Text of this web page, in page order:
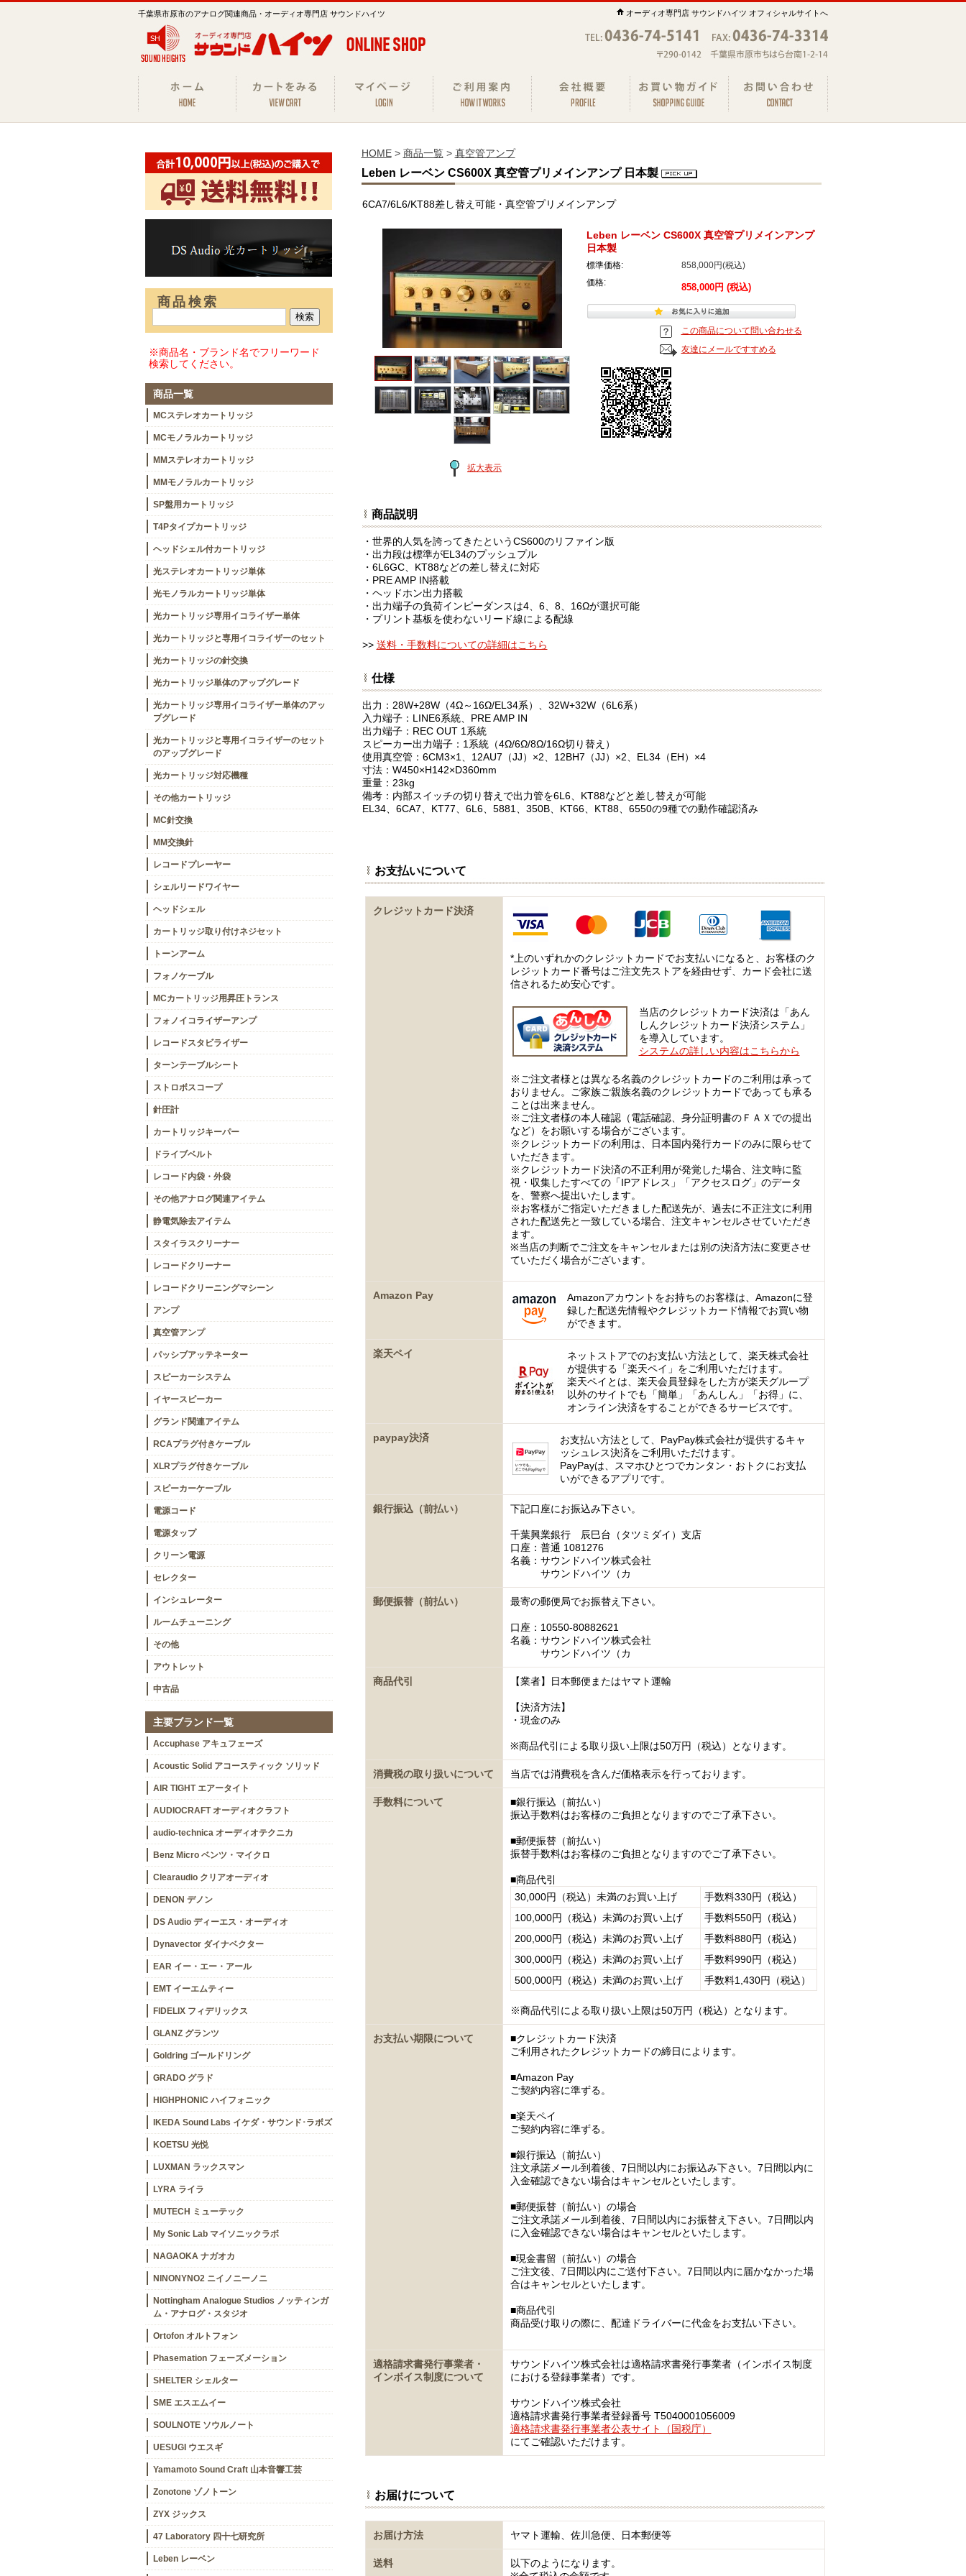
千葉県市原市のアナログ関連商品・オーディオ専門店 サウンドハイツ オーディオ専門店 サウンドハイツ オフィシャルサイトへ
商品検索
※商品名・ブランド名でフリーワード
検索してください。
商品一覧
MCステレオカートリッジ
MCモノラルカートリッジ
MMステレオカートリッジ
MMモノラルカートリッジ
SP盤用カートリッジ
T4Pタイプカートリッジ
ヘッドシェル付カートリッジ
光ステレオカートリッジ単体
光モノラルカートリッジ単体
光カートリッジ専用イコライザー単体
光カートリッジと専用イコライザーのセット
光カートリッジの針交換
光カートリッジ単体のアップグレード
光カートリッジ専用イコライザー単体のアッ
プグレード
光カートリッジと専用イコライザーのセット
のアップグレード
光カートリッジ対応機種
その他カートリッジ
MC針交換
MM交換針
レコードプレーヤー
シェルリードワイヤー
ヘッドシェル
カートリッジ取り付けネジセット
トーンアーム
フォノケーブル
MCカートリッジ用昇圧トランス
フォノイコライザーアンプ
レコードスタビライザー
ターンテーブルシート
ストロボスコープ
針圧計
カートリッジキーパー
ドライブベルト
レコード内袋・外袋
その他アナログ関連アイテム
静電気除去アイテム
スタイラスクリーナー
レコードクリーナー
レコードクリーニングマシーン
アンプ
真空管アンプ
パッシブアッテネーター
スピーカーシステム
イヤースピーカー
グランド関連アイテム
RCAプラグ付きケーブル
XLRプラグ付きケーブル
スピーカーケーブル
電源コード
電源タップ
クリーン電源
セレクター
インシュレーター
ルームチューニング
その他
アウトレット
中古品
主要ブランド一覧
Accuphase アキュフェーズ
Acoustic Solid アコースティック ソリッド
AIR TIGHT エアータイト
AUDIOCRAFT オーディオクラフト
audio-technica オーディオテクニカ
Benz Micro ベンツ・マイクロ
Clearaudio クリアオーディオ
DENON デノン
DS Audio ディーエス・オーディオ
Dynavector ダイナベクター
EAR イー・エー・アール
EMT イーエムティー
FIDELIX フィデリックス
GLANZ グランツ
Goldring ゴールドリング
GRADO グラド
HIGHPHONIC ハイフォニック
IKEDA Sound Labs イケダ・サウンド･ラボズ
KOETSU 光悦
LUXMAN ラックスマン
LYRA ライラ
MUTECH ミューテック
My Sonic Lab マイソニックラボ
NAGAOKA ナガオカ
NINONYNO2 ニイノニーノニ
Nottingham Analogue Studios ノッティンガ
ム・アナログ・スタジオ
Ortofon オルトフォン
Phasemation フェーズメーション
SHELTER シェルター
SME エスエムイー
SOULNOTE ソウルノート
UESUGI ウエスギ
Yamamoto Sound Craft 山本音響工芸
Zonotone ゾノトーン
ZYX ジックス
47 Laboratory 四十七研究所
Leben レーベン
HOME> 商品一覧> 真空管アンプ
Leben レーベン CS600X 真空管プリメインアンプ 日本製
6CA7/6L6/KT88差し替え可能・真空管プリメインアンプ
拡大表示
Leben レーベン CS600X 真空管プリメインアンプ
日本製
標準価格:
858,000円(税込)
価格:
858,000円 (税込)
この商品について問い合わせる
友達にメールですすめる
商品説明
・世界的人気を誇ってきたというCS600のリファイン版
・出力段は標準がEL34のプッシュプル
・6L6GC、KT88などの差し替えに対応
・PRE AMP IN搭載
・ヘッドホン出力搭載
・出力端子の負荷インピーダンスは4、6、8、16Ωが選択可能
・プリント基板を使わないリード線による配線
>> 送料・手数料についての詳細はこちら
仕様
出力：28W+28W（4Ω～16Ω/EL34系）、32W+32W（6L6系）
入力端子：LINE6系統、PRE AMP IN
出力端子：REC OUT 1系統
スピーカー出力端子：1系統（4Ω/6Ω/8Ω/16Ω切り替え）
使用真空管：6CM3×1、12AU7（JJ）×2、12BH7（JJ）×2、EL34（EH）×4
寸法：W450×H142×D360mm
重量：23kg
備考：内部スイッチの切り替えで出力管を6L6、KT88などと差し替えが可能
EL34、6CA7、KT77、6L6、5881、350B、KT66、KT88、6550の9種での動作確認済み
お支払いについて
クレジットカード決済
*上のいずれかのクレジットカードでお支払いになると、お客様のク
レジットカード番号はご注文先ストアを経由せず、カード会社に送
信されるため安心です。
当店のクレジットカード決済は「あん
しんクレジットカード決済システム」
を導入しています。
システムの詳しい内容はこちらから
※ご注文者様とは異なる名義のクレジットカードのご利用は承って
おりません。ご家族ご親族名義のクレジットカードであっても承る
ことは出来ません。
※ご注文者様の本人確認（電話確認、身分証明書のＦＡＸでの提出
など）をお願いする場合がございます。
※クレジットカードの利用は、日本国内発行カードのみに限らせて
いただきます。
※クレジットカード決済の不正利用が発覚した場合、注文時に監
視・収集したすべての「IPアドレス」「アクセスログ」のデータ
を、警察へ提出いたします。
※お客様がご指定いただきました配送先が、過去に不正注文に利用
された配送先と一致している場合、注文キャンセルさせていただき
ます。
※当店の判断でご注文をキャンセルまたは別の決済方法に変更させ
ていただく場合がございます。
Amazon Pay
Amazonアカウントをお持ちのお客様は、Amazonに登
録した配送先情報やクレジットカード情報でお買い物
ができます。
楽天ペイ
ネットストアでのお支払い方法として、楽天株式会社
が提供する「楽天ペイ」をご利用いただけます。
楽天ペイとは、楽天会員登録をした方が楽天グループ
以外のサイトでも「簡単」「あんしん」「お得」に、
オンライン決済をすることができるサービスです。
paypay決済
お支払い方法として、PayPay株式会社が提供するキャ
ッシュレス決済をご利用いただけます。
PayPayは、スマホひとつでカンタン・おトクにお支払
いができるアプリです。
銀行振込（前払い） 下記口座にお振込み下さい。
千葉興業銀行 辰巳台（タツミダイ）支店
口座：普通 1081276
名義：サウンドハイツ株式会社
サウンドハイツ（カ
郵便振替（前払い） 最寄の郵便局でお振替え下さい。
口座：10550-80882621
名義：サウンドハイツ株式会社
サウンドハイツ（カ
商品代引 【業者】日本郵便またはヤマト運輸
【決済方法】
・現金のみ
※商品代引による取り扱い上限は50万円（税込）となります。
消費税の取り扱いについて 当店では消費税を含んだ価格表示を行っております。
手数料について
■銀行振込（前払い）
振込手数料はお客様のご負担となりますのでご了承下さい。
■郵便振替（前払い）
振替手数料はお客様のご負担となりますのでご了承下さい。
■商品代引
30,000円（税込）未満のお買い上げ
手数料330円（税込）
100,000円（税込）未満のお買い上げ
手数料550円（税込）
200,000円（税込）未満のお買い上げ
手数料880円（税込）
300,000円（税込）未満のお買い上げ
手数料990円（税込）
500,000円（税込）未満のお買い上げ
手数料1,430円（税込）
※商品代引による取り扱い上限は50万円（税込）となります。
お支払い期限について
■クレジットカード決済
ご利用されたクレジットカードの締日によります。
■Amazon Pay
ご契約内容に準ずる。
■楽天ペイ
ご契約内容に準ずる。
■銀行振込（前払い）
注文承諾メール到着後、7日間以内にお振込み下さい。7日間以内に
入金確認できない場合はキャンセルといたします。
■郵便振替（前払い）の場合
ご注文承諾メール到着後、7日間以内にお振替え下さい。7日間以内
に入金確認できない場合はキャンセルといたします。
■現金書留（前払い）の場合
ご注文後、7日間以内にご送付下さい。7日間以内に届かなかった場
合はキャンセルといたします。
■商品代引
商品受け取りの際に、配達ドライバーに代金をお支払い下さい。
適格請求書発行事業者・
インボイス制度について
サウンドハイツ株式会社は適格請求書発行事業者（インボイス制度
における登録事業者）です。
サウンドハイツ株式会社
適格請求書発行事業者登録番号 T5040001056009
適格請求書発行事業者公表サイト（国税庁）
にてご確認いただけます。
お届けについて
お届け方法 ヤマト運輸、佐川急便、日本郵便等
送料
以下のようになります。